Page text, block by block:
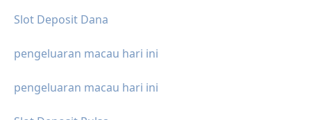
Slot Deposit Dana
pengeluaran macau hari ini
pengeluaran macau hari ini